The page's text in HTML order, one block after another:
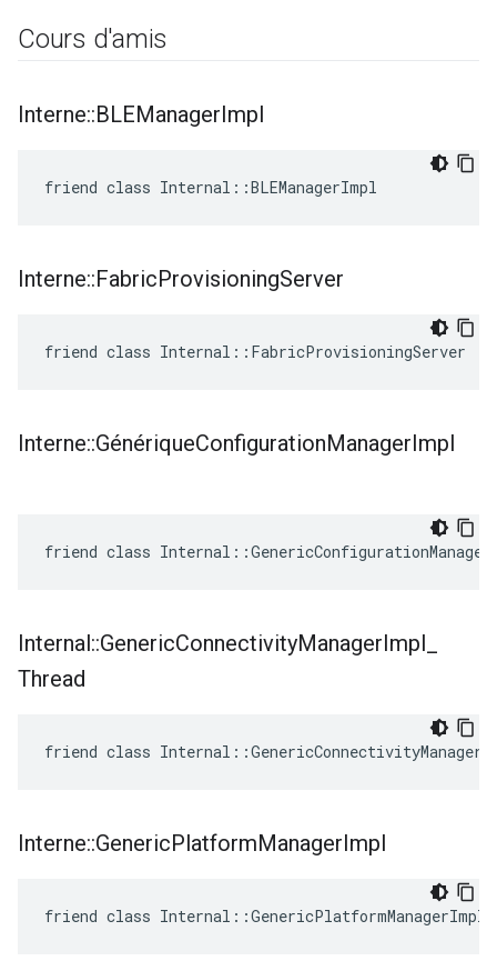
Cours d'amis
Interne::BLEManagerImpl
friend class Internal::BLEManagerImpl
Interne::FabricProvisioningServer
friend class Internal::FabricProvisioningServer
Interne::GénériqueConfigurationManagerImpl
friend class
Internal::GenericConnectivityManagerImpl
Thread
friend class
Interne::GenericPlatformManagerImpl
friend class Internal::GenericPlatformManagerImpl